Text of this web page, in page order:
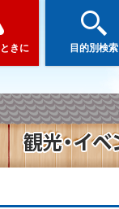
きに 目的別検索